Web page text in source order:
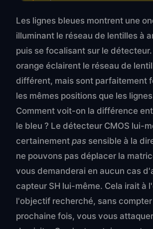
Les lignes bleues montrent une
illuminant le réseau de lentilles à
puis se focalisant sur le
orange éclairent le réseau de
différent, mais sont parfaitement
les mêmes positions que les
Comment voit-on la différence
le bleu ? Le détecteur CMOS lui-
certainement pas sensible à la
ne pouvons pas déplacer la
vous demanderai en aucun cas
capteur SH lui-même. Cela irait à
l'objectif recherché, sans compter
prochaine fois, vous vous